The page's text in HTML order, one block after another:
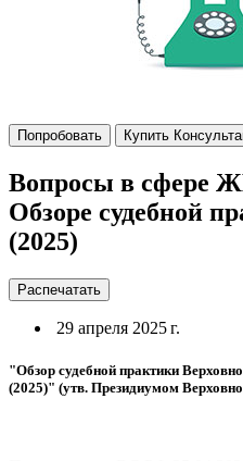
Попробовать Купить
Вопросы в сфере
Обзоре судебной
(2025)
Распечатать
29 апреля 2025 г.
"Обзор судебной практики
(2025)" (утв. Президиумом